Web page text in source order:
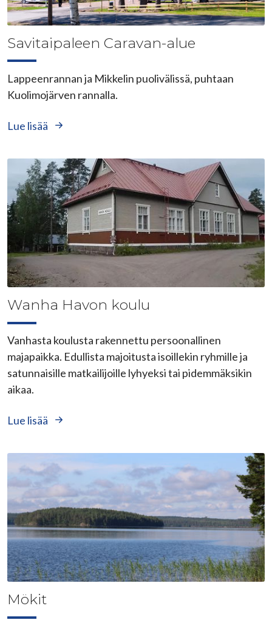
Savitaipaleen Caravan-alue
Lappeenrannan ja Mikkelin puolivälissä, puhtaan
Kuolimojärven rannalla.
Lue lisää
Wanha Havon koulu
Vanhasta koulusta rakennettu persoonallinen
majapaikka. Edullista majoitusta isoillekin ryhmille ja
satunnaisille matkailijoille lyhyeksi tai pidemmäksikin
aikaa.
Lue lisää
Mökit